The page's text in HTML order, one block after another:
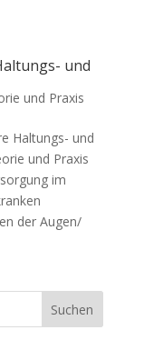
und
und Praxis
Haltungs- und
und Praxis
im
der Augen/
Suchen